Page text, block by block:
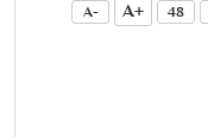
A-
A+ 48